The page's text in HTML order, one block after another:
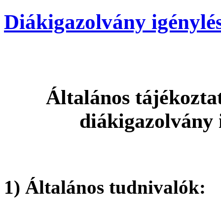
Diákigazolvány
Általános
1) Általános tudnivalók: